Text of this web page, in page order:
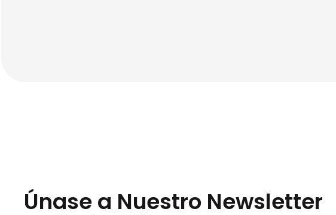
Únase a Nuestro Newsletter